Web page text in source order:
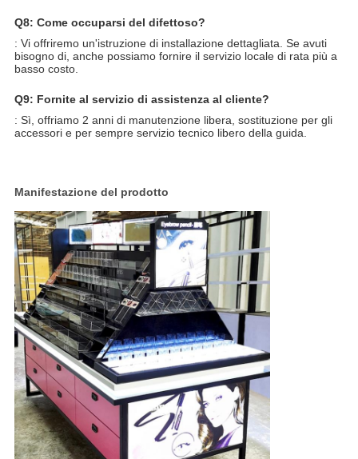
Q8: Come occuparsi del difettoso?
: Vi offriremo un'istruzione di installazione dettagliata. Se avuti
bisogno di, anche possiamo fornire il servizio locale di rata più a
basso costo.
Q9: Fornite al servizio di assistenza al cliente?
: Sì, offriamo 2 anni di manutenzione libera, sostituzione per gli
accessori e per sempre servizio tecnico libero della guida.
Manifestazione del prodotto